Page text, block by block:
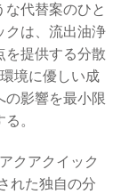
代替案のひと
クは、流出油浄
を提供する分散
境に優しい成
の影響を最小限
。
クアクイック
れた独自の分